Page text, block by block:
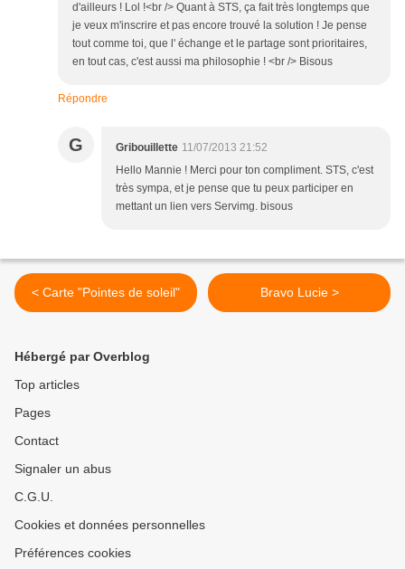
d'ailleurs ! Lol !<br /> Quant à STS, ça fait très longtemps que
je veux m'inscrire et pas encore trouvé la solution ! Je pense
tout comme toi, que l' échange et le partage sont prioritaires,
en tout cas, c'est aussi ma philosophie ! <br /> Bisous
Répondre
G Gribouillette 11/07/2013 21:52
Hello Mannie ! Merci pour ton compliment. STS, c'est
très sympa, et je pense que tu peux participer en
mettant un lien vers Servimg. bisous
< Carte "Pointes de soleil" Bravo Lucie >
Hébergé par Overblog
Top articles
Pages
Contact
Signaler un abus
C.G.U.
Cookies et données personnelles
Préférences cookies